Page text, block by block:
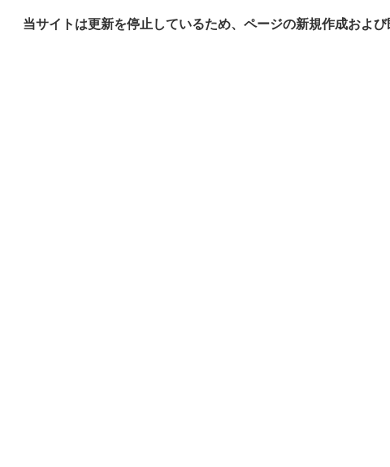
当サイトは更新を停止しているため、ページの新規作成およ